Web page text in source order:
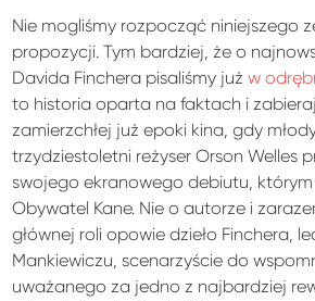
Nie mogliśmy rozpocząć niniejszego
propozycji. Tym bardziej, że o
Davida Finchera pisaliśmy jużw
to historia oparta na faktach i
zamierzchłej już epoki kina, gdy
trzydziestoletni reżyser Orson Welles
swojego ekranowego debiutu, którym
Obywatel Kane. Nie o autorze i
głównej roli opowie dzieło Finchera,
Mankiewiczu, scenarzyście do
uważanego za jedno z najbardziej